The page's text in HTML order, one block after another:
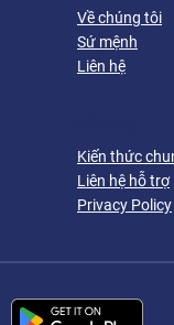
Về chúng tôi
Sứ mệnh
Liên hệ
Kiến thức
Liên hệ hỗ trợ
Privacy Policy